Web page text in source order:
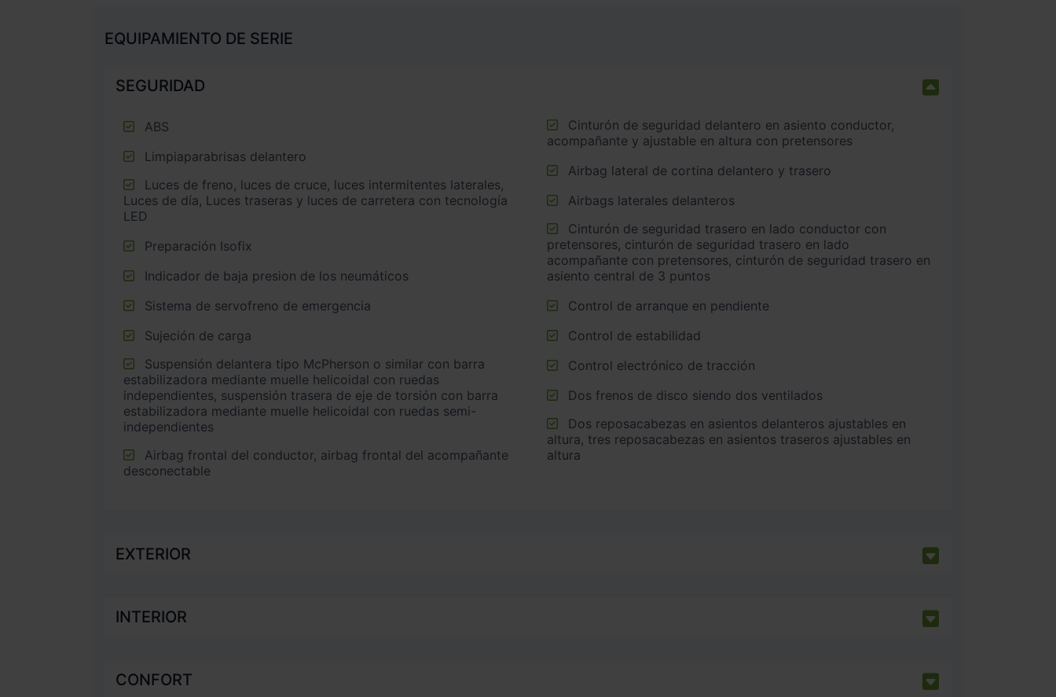
EQUIPAMIENTO DE SERIE
SEGURIDAD
ABS
Limpiaparabrisas delantero
Luces de día, Luces traseras y luces de carretera con tecnología
LED
Preparación Isofix
Indicador de baja presion de los neumáticos
Sistema de servofreno de emergencia
Sujeción de carga
estabilizadora mediante muelle helicoidal con ruedas
independientes, suspensión trasera de eje de torsión con barra
estabilizadora mediante muelle helicoidal con ruedas semi-
independientes
desconectable
acompañante y ajustable en altura con pretensores
Airbag lateral de cortina delantero y trasero
Airbags laterales delanteros
pretensores, cinturón de seguridad trasero en lado
acompañante con pretensores, cinturón de seguridad trasero en
asiento central de 3 puntos
Control de arranque en pendiente
Control de estabilidad
Control electrónico de tracción
Dos frenos de disco siendo dos ventilados
altura, tres reposacabezas en asientos traseros ajustables en
altura
EXTERIOR
INTERIOR
CONFORT